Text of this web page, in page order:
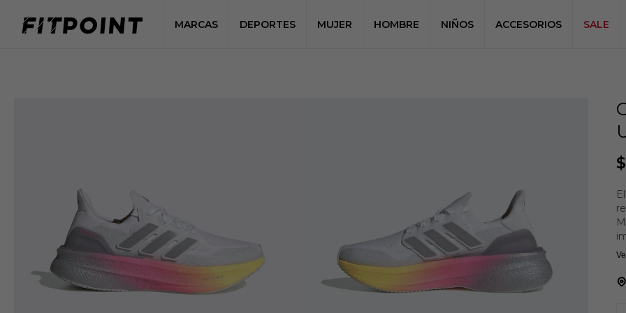
MARCAS DEPORTES MUJER HOMBRE NIÑOS ACCESORIOS SALE
$